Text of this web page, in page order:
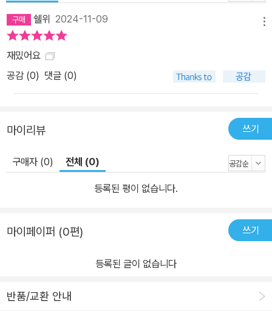
쉘위 2024-11-09
재밌어요
공감 (0) 댓글 (0)
마이리뷰 쓰기
구매자 (0) 전체 (0)
등록된 평이 없습니다.
마이페이퍼 (0편) 쓰기
등록된 글이 없습니다
반품/교환 안내